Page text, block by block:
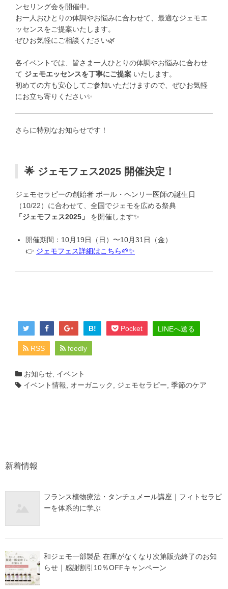
ンセリング会を開催中。
お一人おひとりの体調やお悩みに合わせて、最適なジェモエ
ッセンスをご提案いたします。
ぜひお気軽にご相談ください🌿
各イベントでは、皆さま一人ひとりの体調やお悩みに合わせ
て ジェモエッセンスを丁寧にご提案 いたします。
初めての方も安心してご参加いただけますので、ぜひお気軽
にお立ち寄りください✨
さらに特別なお知らせです！
🌟 ジェモフェス2025 開催決定！
ジェモセラピーの創始者 ポール・ヘンリー医師の誕生日
（10/22）に合わせて、全国でジェモを広める祭典
「ジェモフェス2025」
を開催します✨
開催期間：10月19日（日）〜10月31日（金）
👉 ジェモフェス詳細はこちら🌱✨
B! Pocket LINEへ送る
RSS feedly
お知らせ, イベント
イベント情報, オーガニック, ジェモセラピー, 季節のケア
新着情報
フランス植物療法・タンチュメール講座｜フィトセラピ
ーを体系的に学ぶ
和ジェモ一部製品 在庫がなくなり次第販売終了のお知
らせ｜感謝割引10％OFFキャンペーン